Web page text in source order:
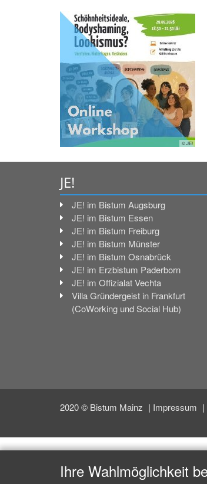
© JE!
JE!
JE! im Bistum Augsburg
JE! im Bistum Essen
JE! im Bistum Freiburg
JE! im Bistum Münster
JE! im Bistum Osnabrück
JE! im Erzbistum Paderborn
JE! im Offizialat Vechta
Villa Gründergeist in Frankfurt
(CoWorking und Social Hub)
2020 © Bistum Mainz Impressum
Ihre Wahlmöglichkeit